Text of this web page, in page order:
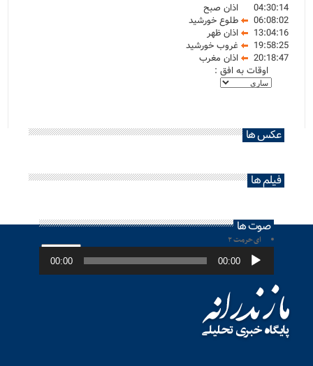
04:30:14
اذان صبح
06:08:02
طلوع خورشید
13:04:16
اذان ظهر
19:58:25
غروب خورشید
20:18:47
اذان مغرب
اوقات به افق :
عکس ها
فیلم ها
صوت ها
ای حرمت ۲
پخش‌کننده
صوت 00:00
00:00